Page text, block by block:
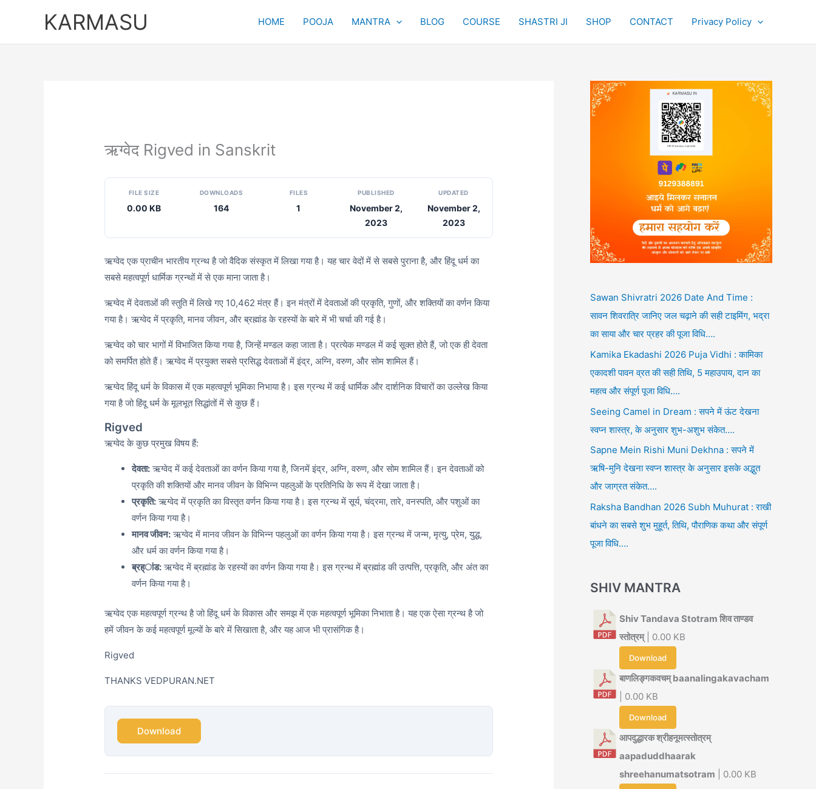
KARMASU HOME POOJA MANTRA BLOG COURSE SHASTRI JI SHOP CONTACT Privacy Policy
ऋग्वेद Rigved in Sanskrit
FILE SIZE
0.00 KB
DOWNLOADS
164
FILES
1
PUBLISHED
November 2,
2023
UPDATED
November 2,
2023
ऋग्वेद एक प्राचीन भारतीय ग्रन्थ है जो वैदिक संस्कृत में लिखा गया है। यह चार वेदों में से सबसे पुराना है, और हिंदू धर्म का
सबसे महत्वपूर्ण धार्मिक ग्रन्थों में से एक माना जाता है।
ऋग्वेद में देवताओं की स्तुति में लिखे गए 10,462 मंत्र हैं। इन मंत्रों में देवताओं की प्रकृति, गुणों, और शक्तियों का वर्णन किया
गया है। ऋग्वेद में प्रकृति, मानव जीवन, और ब्रह्मांड के रहस्यों के बारे में भी चर्चा की गई है।
ऋग्वेद को चार भागों में विभाजित किया गया है, जिन्हें मण्डल कहा जाता है। प्रत्येक मण्डल में कई सूक्त होते हैं, जो एक ही देवता
को समर्पित होते हैं। ऋग्वेद में प्रयुक्त सबसे प्रसिद्ध देवताओं में इंद्र, अग्नि, वरुण, और सोम शामिल हैं।
ऋग्वेद हिंदू धर्म के विकास में एक महत्वपूर्ण भूमिका निभाया है। इस ग्रन्थ में कई धार्मिक और दार्शनिक विचारों का उल्लेख किया
गया है जो हिंदू धर्म के मूलभूत सिद्धांतों में से कुछ हैं।
Rigved
ऋग्वेद के कुछ प्रमुख विषय हैं:
देवता:ऋग्वेद में कई देवताओं का वर्णन किया गया है, जिनमें इंद्र, अग्नि, वरुण, और सोम शामिल हैं। इन देवताओं को
प्रकृति की शक्तियों और मानव जीवन के विभिन्न पहलुओं के प्रतिनिधि के रूप में देखा जाता है।
प्रकृति:ऋग्वेद में प्रकृति का विस्तृत वर्णन किया गया है। इस ग्रन्थ में सूर्य, चंद्रमा, तारे, वनस्पति, और पशुओं का
वर्णन किया गया है।
मानव जीवन:ऋग्वेद में मानव जीवन के विभिन्न पहलुओं का वर्णन किया गया है। इस ग्रन्थ में जन्म, मृत्यु, प्रेम, युद्ध,
और धर्म का वर्णन किया गया है।
ब्रह्ांड:ऋग्वेद में ब्रह्मांड के रहस्यों का वर्णन किया गया है। इस ग्रन्थ में ब्रह्मांड की उत्पत्ति, प्रकृति, और अंत का
वर्णन किया गया है।
ऋग्वेद एक महत्वपूर्ण ग्रन्थ है जो हिंदू धर्म के विकास और समझ में एक महत्वपूर्ण भूमिका निभाता है। यह एक ऐसा ग्रन्थ है जो
हमें जीवन के कई महत्वपूर्ण मूल्यों के बारे में सिखाता है, और यह आज भी प्रासंगिक है।
Rigved
THANKS VEDPURAN.NET
Download
Sawan Shivratri 2026 Date And Time :
सावन शिवरात्रि जानिए जल चढ़ाने की सही टाइमिंग, भद्रा
का साया और चार प्रहर की पूजा विधि….
Kamika Ekadashi 2026 Puja Vidhi : कामिका
एकादशी पावन व्रत की सही तिथि, 5 महाउपाय, दान का
महत्व और संपूर्ण पूजा विधि….
Seeing Camel in Dream : सपने में ऊंट देखना
स्वप्न शास्त्र, के अनुसार शुभ-अशुभ संकेत….
Sapne Mein Rishi Muni Dekhna : सपने में
ऋषि-मुनि देखना स्वप्न शास्त्र के अनुसार इसके अद्भुत
और जाग्रत संकेत….
Raksha Bandhan 2026 Subh Muhurat : राखी
बांधने का सबसे शुभ मुहूर्त, तिथि, पौराणिक कथा और संपूर्ण
पूजा विधि….
SHIV MANTRA
Shiv Tandava Stotram शिव ताण्डव
स्तोत्रम्| 0.00 KB
Download
बाणलिङ्गकवचम् baanalingakavacham
| 0.00 KB
Download
आपदुद्धारक श्रीहनूमत्स्तोत्रम्
aapaduddhaarak
shreehanumatsotram | 0.00 KB